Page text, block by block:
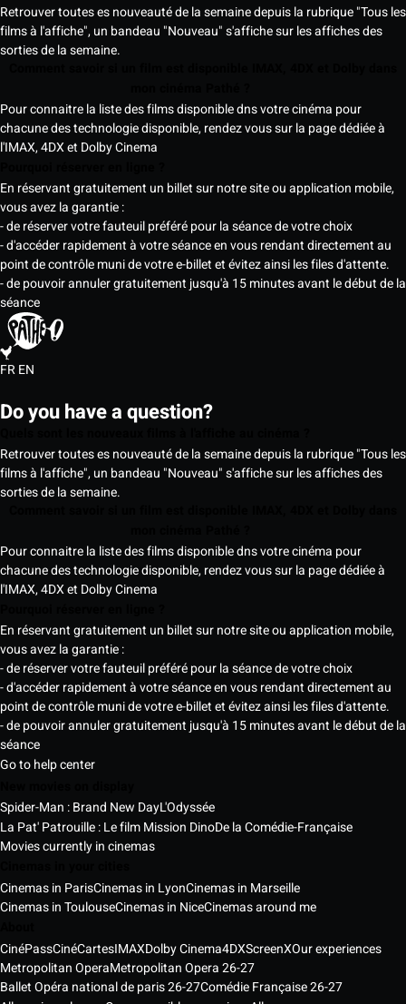
Retrouver toutes es nouveauté de la semaine depuis la rubrique "Tous les
films à l'affiche", un bandeau "Nouveau" s'affiche sur les affiches des
sorties de la semaine.
Pour connaitre la liste des films disponible dns votre cinéma pour
chacune des technologie disponible, rendez vous sur la page dédiée à
l'IMAX, 4DX et Dolby Cinema
En réservant gratuitement un billet sur notre site ou application mobile,
vous avez la garantie :
- de réserver votre fauteuil préféré pour la séance de votre choix
- d'accéder rapidement à votre séance en vous rendant directement au
point de contrôle muni de votre e-billet et évitez ainsi les files d'attente.
- de pouvoir annuler gratuitement jusqu'à 15 minutes avant le début de la
séance
FREN
Do you have a question?
Retrouver toutes es nouveauté de la semaine depuis la rubrique "Tous les
films à l'affiche", un bandeau "Nouveau" s'affiche sur les affiches des
sorties de la semaine.
Pour connaitre la liste des films disponible dns votre cinéma pour
chacune des technologie disponible, rendez vous sur la page dédiée à
l'IMAX, 4DX et Dolby Cinema
En réservant gratuitement un billet sur notre site ou application mobile,
vous avez la garantie :
- de réserver votre fauteuil préféré pour la séance de votre choix
- d'accéder rapidement à votre séance en vous rendant directement au
point de contrôle muni de votre e-billet et évitez ainsi les files d'attente.
- de pouvoir annuler gratuitement jusqu'à 15 minutes avant le début de la
séance
Go to help center
Spider-Man : Brand New DayL'Odyssée
La Pat' Patrouille : Le film Mission DinoDe la Comédie-Française
Movies currently in cinemas
Cinemas in ParisCinemas in LyonCinemas in Marseille
Cinemas in ToulouseCinemas in NiceCinemas around me
CinéPassCinéCartesIMAXDolby Cinema4DXScreenXOur experiences
Metropolitan OperaMetropolitan Opera 26-27
Ballet Opéra national de paris 26-27Comédie Française 26-27